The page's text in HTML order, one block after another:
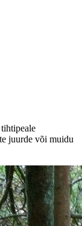
juurde või muidu